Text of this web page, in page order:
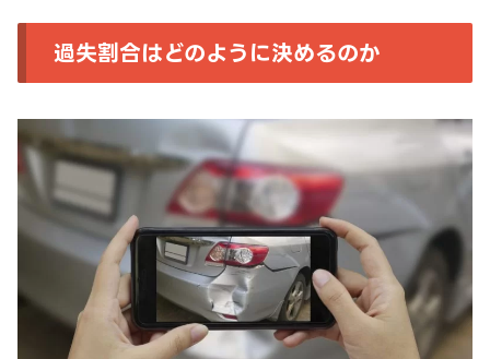
過失割合はどのように決めるのか